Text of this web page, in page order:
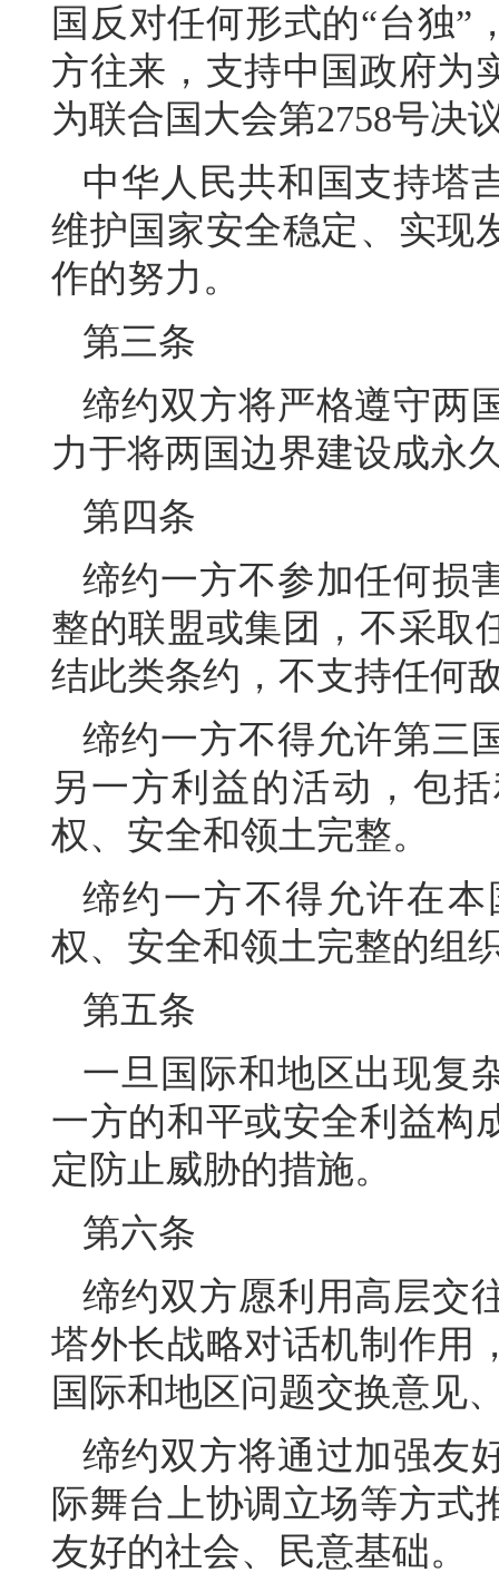
国反对任何形式的“台独”
方往来，支持中国政府为
为联合国大会第2758号决
中华人民共和国支持塔
维护国家安全稳定、实现
作的努力。
第三条
缔约双方将严格遵守两
力于将两国边界建设成永
第四条
缔约一方不参加任何损
整的联盟或集团，不采取
结此类条约，不支持任何
缔约一方不得允许第三
另一方利益的活动，包
权、安全和领土完整。
缔约一方不得允许在
权、安全和领土完整的组
第五条
一旦国际和地区出现复
一方的和平或安全利益构
定防止威胁的措施。
第六条
缔约双方愿利用高层交
塔外长战略对话机制作用
国际和地区问题交换意见
缔约双方将通过加强友
际舞台上协调立场等方式
友好的社会、民意基础。